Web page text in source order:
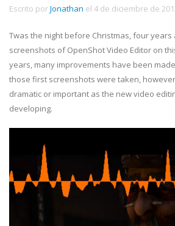
Escrito porJonathan el 4 de diciembre de
Twas the night before Christmas, four
screenshots of OpenShot Video Editor on
years, many improvements have been
those first screenshots were taken,
dramatic or important as the new video
developing.